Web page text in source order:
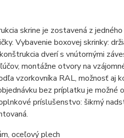
skrine je zostavená z
Vybavenie boxovej skrinky:
dverí s vnútornými
montážne otvory na
vzorkovníka RAL, možnosť aj
bez príplatku je
príslušenstvo: šikmý
oceľový plech